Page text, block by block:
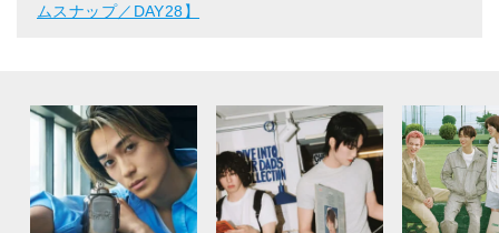
ムスナップ／DAY28】